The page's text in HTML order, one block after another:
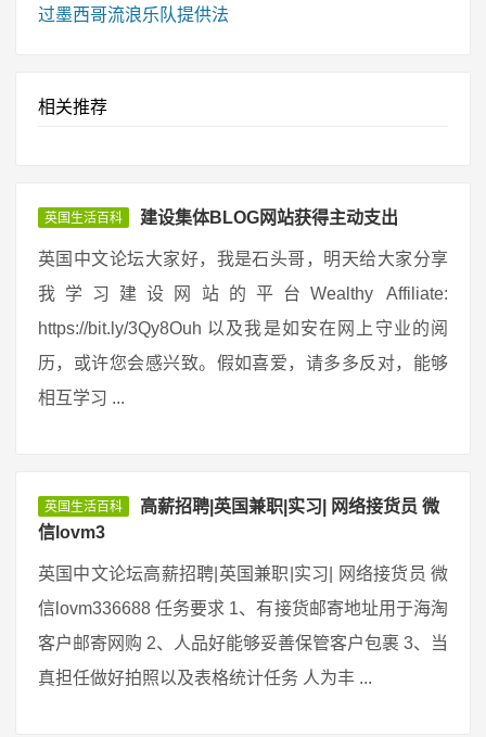
过墨西哥流浪乐队提供法
相关推荐
英国生活百科 建设集体BLOG网站获得主动支出
英国中文论坛大家好，我是石头哥，明天给大家分享
我学习建设网站的平台Wealthy Affiliate:
https://bit.ly/3Qy8Ouh 以及我是如安在网上守业的阅
历，或许您会感兴致。假如喜爱，请多多反对，能够
相互学习 ...
英国生活百科
高薪招聘|英国兼职|实习| 网络接货员 微
信lovm3
英国中文论坛高薪招聘|英国兼职|实习| 网络接货员 微
信lovm336688 任务要求 1、有接货邮寄地址用于海淘
客户邮寄网购 2、人品好能够妥善保管客户包裹 3、当
真担任做好拍照以及表格统计任务 人为丰 ...